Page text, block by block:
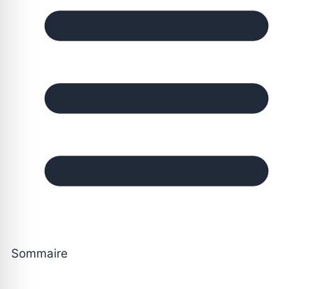
Sommaire